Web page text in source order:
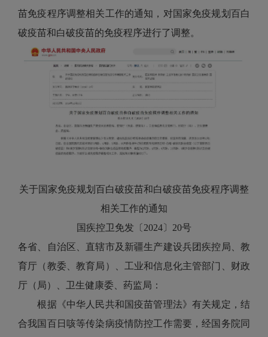
苗免疫程序调整相关工作的通知，对国家免疫规划百白
破疫苗和白破疫苗的免疫程序进行了调整。
关于国家免疫规划百白破疫苗和白破疫苗免疫程序调整
相关工作的通知
国疾控卫免发〔2024〕20号
各省、自治区、直辖市及新疆生产建设兵团疾控局、教
育厅（教委、教育局）、工业和信息化主管部门、财政
厅（局）、卫生健康委、药监局：
根据《中华人民共和国疫苗管理法》有关规定，结
合我国百日咳等传染病疫情防控工作需要，经国务院同